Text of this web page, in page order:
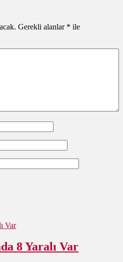
Gerekli alanlar * ile
8 Yaralı Var